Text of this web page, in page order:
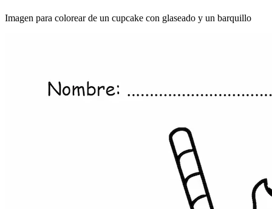
Imagen para colorear de un cupcake con glaseado y un barquillo